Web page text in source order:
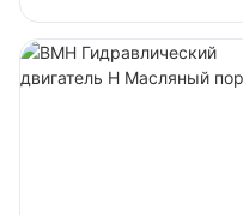
OMT/BMT Series